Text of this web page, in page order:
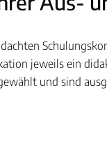
jeweils ein
und sind